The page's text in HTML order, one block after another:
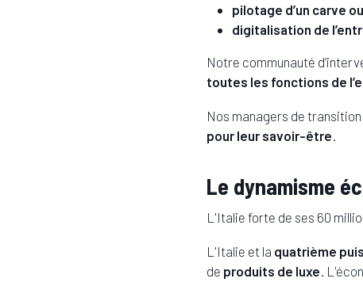
pilotage d’un carve
digitalisation de
Notre communauté
toutes les fonctions de
Nos managers de
pour leur savoir-être
Le dynamisme
L'Italie forte de ses 60
L'Italie et la quatrième
de produits de luxe .